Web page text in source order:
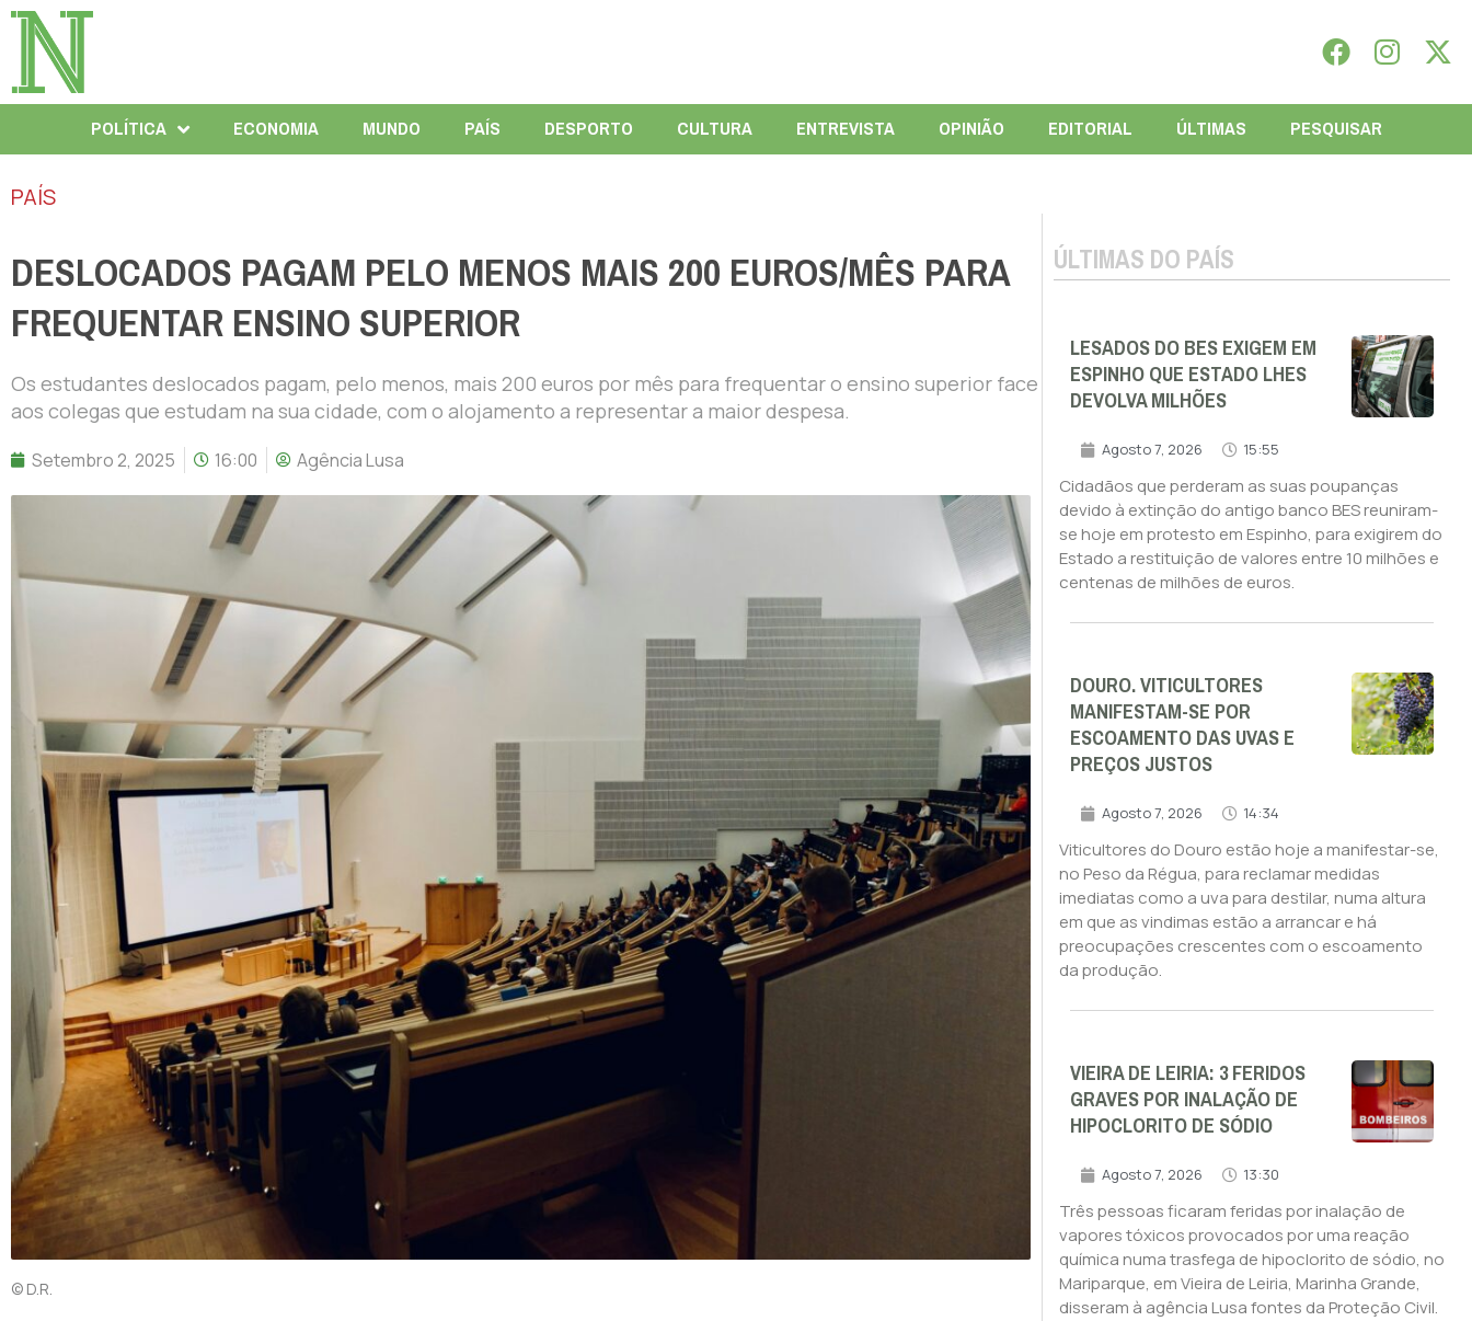
POLÍTICA ECONOMIA MUNDO PAÍS DESPORTO CULTURA ENTREVISTA OPINIÃO EDITORIAL ÚLTIMAS PESQUISAR
PAÍS
DESLOCADOS PAGAM PELO MENOS MAIS 200 EUROS/MÊS PARA
FREQUENTAR ENSINO SUPERIOR
Os estudantes deslocados pagam, pelo menos, mais 200 euros por mês para frequentar o ensino superior face
aos colegas que estudam na sua cidade, com o alojamento a representar a maior despesa.
Setembro 2, 2025 16:00 Agência Lusa
© D.R.
ÚLTIMAS DO PAÍS
LESADOS DO BES EXIGEM EM
ESPINHO QUE ESTADO LHES
DEVOLVA MILHÕES
Agosto 7, 2026 15:55
Cidadãos que perderam as suas poupanças
devido à extinção do antigo banco BES reuniram-
se hoje em protesto em Espinho, para exigirem do
Estado a restituição de valores entre 10 milhões e
centenas de milhões de euros.
DOURO. VITICULTORES
MANIFESTAM-SE POR
ESCOAMENTO DAS UVAS E
PREÇOS JUSTOS
Agosto 7, 2026 14:34
Viticultores do Douro estão hoje a manifestar-se,
no Peso da Régua, para reclamar medidas
imediatas como a uva para destilar, numa altura
em que as vindimas estão a arrancar e há
preocupações crescentes com o escoamento
da produção.
VIEIRA DE LEIRIA: 3 FERIDOS
GRAVES POR INALAÇÃO DE
HIPOCLORITO DE SÓDIO
Agosto 7, 2026 13:30
Três pessoas ficaram feridas por inalação de
vapores tóxicos provocados por uma reação
química numa trasfega de hipoclorito de sódio, no
Mariparque, em Vieira de Leiria, Marinha Grande,
disseram à agência Lusa fontes da Proteção Civil.